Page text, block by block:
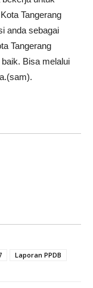
Tangerang
anda sebagai
Tangerang
Bisa melalui
Laporan PPDB